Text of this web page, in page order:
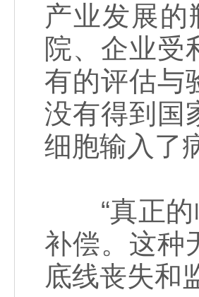
产业发展的
院、企业受
有的评估与
没有得到国
细胞输入了
“真正的
补偿。这种
底线丧失和